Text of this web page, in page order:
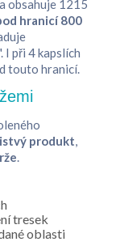
obsahuje 1215
hranicí 800
I při 4 kapslích
touto hranicí.
produkt,
.
tresek
oblasti